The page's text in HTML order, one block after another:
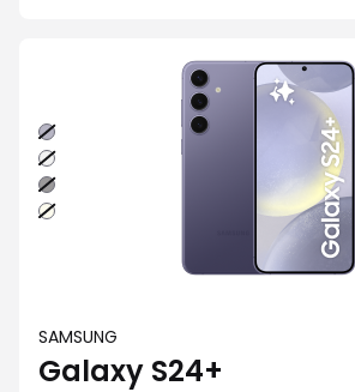
Indigo
Argent
Noir
Creme
SAMSUNG
Galaxy S24+